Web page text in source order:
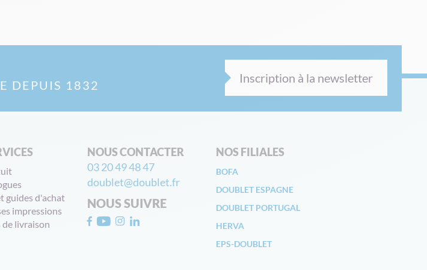
DEPUIS 1832 Inscription à la newsletter
guides d'achat
impressions
livraison
NOUS CONTACTER
03 20 49 48 47
doublet@doublet.fr
NOUS SUIVRE
NOS FILIALES
BOFA
DOUBLET ESPAGNE
DOUBLET PORTUGAL
HERVA
EPS-DOUBLET